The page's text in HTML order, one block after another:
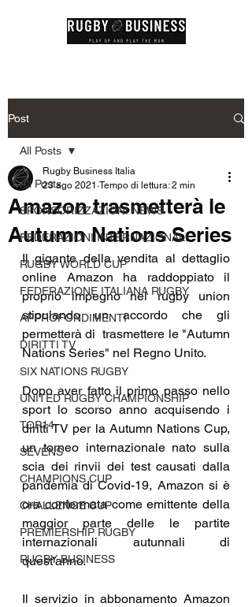
Post
All Posts
SPONSORIZZAZIONI NEWS
FEDERAZIONI INTERNAZIONALI
RUGBY WORLD CUP
FEDERAZIONE ITALIANA RUGBY
APPROFONDIMENTI
DIRITTI TV
SIX NATIONS RUGBY
UNITED RUGBY CHAMPIONSHIP
TOP14
SEVENS
CHAMPIONS CUP
CHALLENGE CUP
PREMIERSHIP RUGBY
RUGBY BUSINESS
All Posts
Amazon trasmetterà le
Autumn Nations Series
Rugby Business Italia
23 ago 2021 Tempo di lettura: 2 min
Il gigante della vendita al dettaglio
online Amazon ha raddoppiato il
proprio impegno nel rugby union
stipulando un accordo che gli
permetterà di  trasmettere le "Autumn
Nations Series" nel Regno Unito.
Dopo aver fatto il primo passo nello
sport lo scorso anno acquisendo i
diritti TV per la Autumn Nations Cup,
un torneo internazionale nato sulla
scia dei rinvii dei test causati dalla
pandemia di Covid-19, Amazon si è
ora confermata come emittente della
maggior parte delle le partite
internazionali autunnali di
quest'anno.
Il servizio in abbonamento Amazon